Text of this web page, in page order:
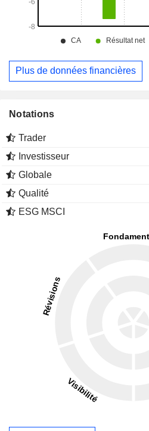
Plus de données financières
Notations
Trader
Investisseur
Globale
Qualité
ESG MSCI